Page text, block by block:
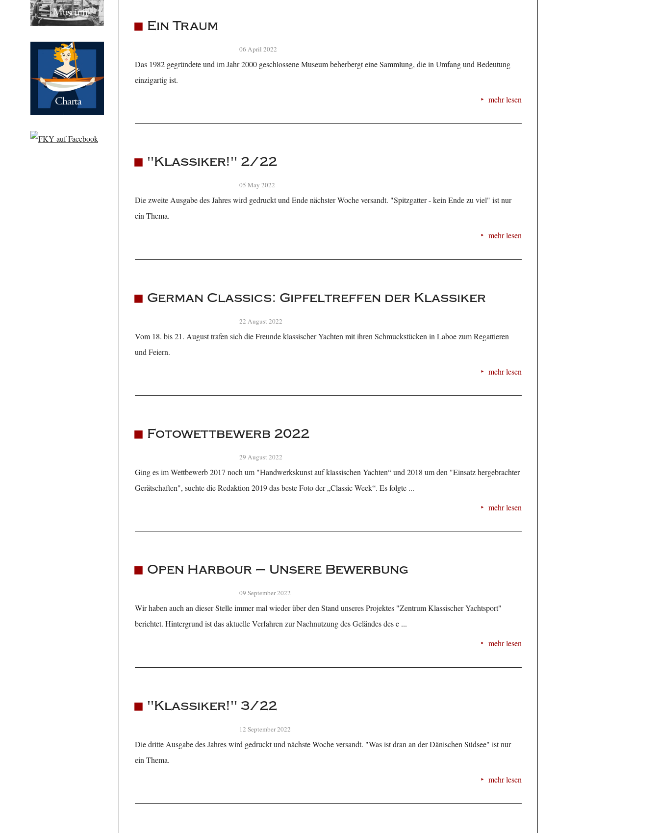
Ein Traum
06 April 2022
Das 1982 gegründete und im Jahr 2000 geschlossene Museum beherbergt eine Sammlung, die in Umfang und Bedeutung
einzigartig ist.
mehr lesen
"Klassiker!" 2/22
05 May 2022
Die zweite Ausgabe des Jahres wird gedruckt und Ende nächster Woche versandt. "Spitzgatter - kein Ende zu viel" ist nur
ein Thema.
mehr lesen
German Classics: Gipfeltreffen der Klassiker
22 August 2022
Vom 18. bis 21. August trafen sich die Freunde klassischer Yachten mit ihren Schmuckstücken in Laboe zum Regattieren
und Feiern.
mehr lesen
Fotowettbewerb 2022
29 August 2022
Ging es im Wettbewerb 2017 noch um "Handwerkskunst auf klassischen Yachten“ und 2018 um den "Einsatz hergebrachter
Gerätschaften", suchte die Redaktion 2019 das beste Foto der „Classic Week“. Es folgte ...
mehr lesen
Open Harbour – Unsere Bewerbung
09 September 2022
Wir haben auch an dieser Stelle immer mal wieder über den Stand unseres Projektes "Zentrum Klassischer Yachtsport"
berichtet. Hintergrund ist das aktuelle Verfahren zur Nachnutzung des Geländes des e ...
mehr lesen
"Klassiker!" 3/22
12 September 2022
Die dritte Ausgabe des Jahres wird gedruckt und nächste Woche versandt. "Was ist dran an der Dänischen Südsee" ist nur
ein Thema.
mehr lesen